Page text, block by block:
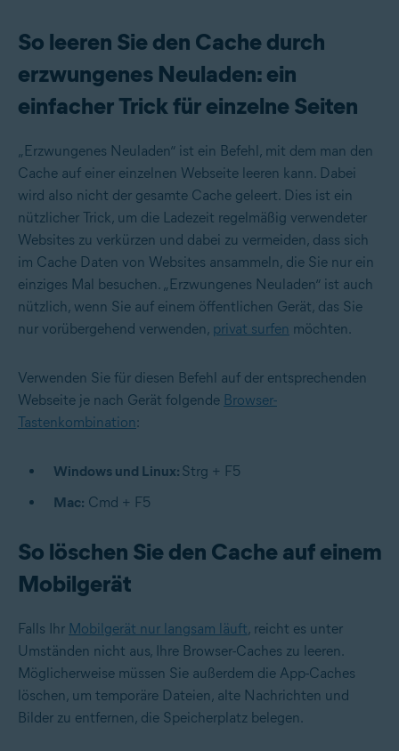
So leeren Sie den Cache durch
erzwungenes Neuladen: ein
einfacher Trick für einzelne Seiten
„Erzwungenes Neuladen“ ist ein Befehl, mit dem man den
Cache auf einer einzelnen Webseite leeren kann. Dabei
wird also nicht der gesamte Cache geleert. Dies ist ein
nützlicher Trick, um die Ladezeit regelmäßig verwendeter
Websites zu verkürzen und dabei zu vermeiden, dass sich
im Cache Daten von Websites ansammeln, die Sie nur ein
einziges Mal besuchen. „Erzwungenes Neuladen“ ist auch
nützlich, wenn Sie auf einem öffentlichen Gerät, das Sie
nur vorübergehend verwenden, privat surfen möchten.
Verwenden Sie für diesen Befehl auf der entsprechenden
Webseite je nach Gerät folgende Browser-
Tastenkombination:
Windows und Linux: Strg + F5
Mac: Cmd + F5
So löschen Sie den Cache auf einem
Mobilgerät
Falls Ihr Mobilgerät nur langsam läuft, reicht es unter
Umständen nicht aus, Ihre Browser-Caches zu leeren.
Möglicherweise müssen Sie außerdem die App-Caches
löschen, um temporäre Dateien, alte Nachrichten und
Bilder zu entfernen, die Speicherplatz belegen.